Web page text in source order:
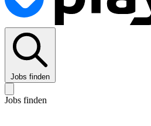
Jobs finden
Jobs finden